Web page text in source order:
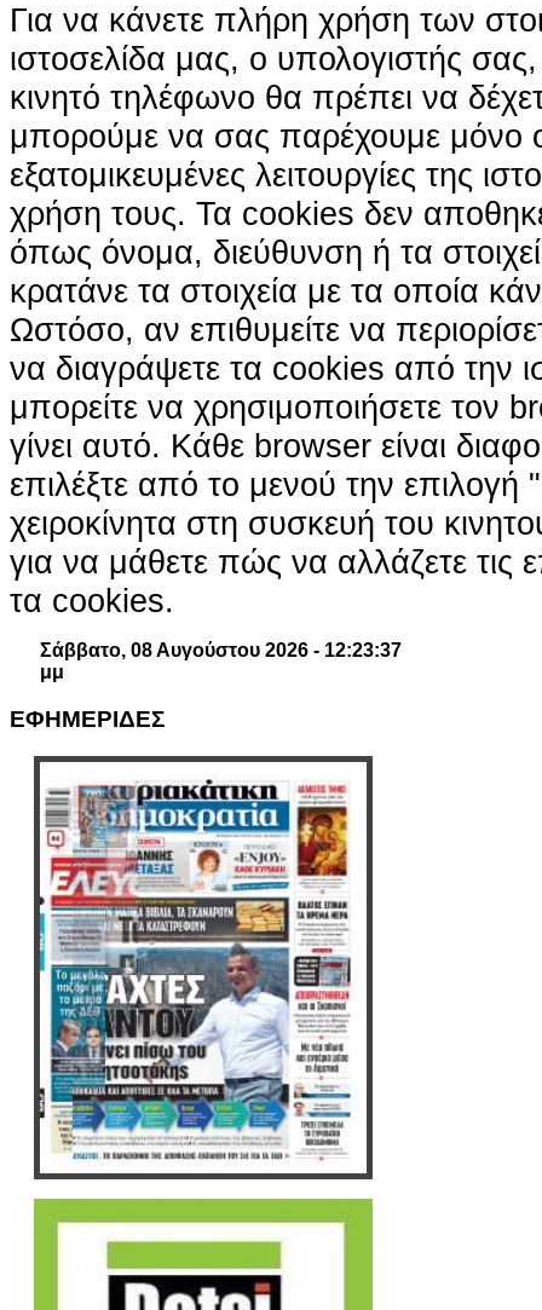
Για να κάνετε πλήρη χρήση των
ιστοσελίδα μας, ο υπολογιστής
κινητό τηλέφωνο θα πρέπει να
μπορούμε να σας παρέχουμε μόνο
εξατομικευμένες λειτουργίες της
χρήση τους. Τα cookies δεν
όπως όνομα, διεύθυνση ή τα
κρατάνε τα στοιχεία με τα οποία
Ωστόσο, αν επιθυμείτε να
να διαγράψετε τα cookies από την
μπορείτε να χρησιμοποιήσετε τον
γίνει αυτό. Κάθε browser είναι
επιλέξτε από το μενού την επιλογή
χειροκίνητα στη συσκευή του
για να μάθετε πώς να αλλάζετε τις
τα cookies.
Σάββατο, 08 Αυγούστου 2026 - 12:23:38
μμ
ΕΦΗΜΕΡΙΔΕΣ